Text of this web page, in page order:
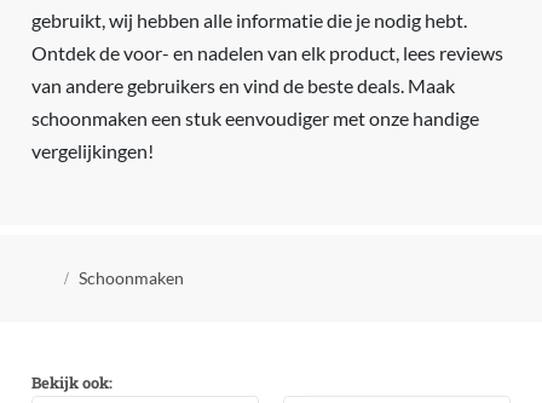
gebruikt, wij hebben alle informatie die je nodig hebt.
Ontdek de voor- en nadelen van elk product, lees reviews
van andere gebruikers en vind de beste deals. Maak
schoonmaken een stuk eenvoudiger met onze handige
vergelijkingen!
Kruimelpad
Schoonmaken
Bekijk ook: